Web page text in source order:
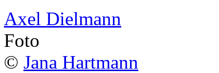
Axel Dielmann
Foto
© Jana Hartmann